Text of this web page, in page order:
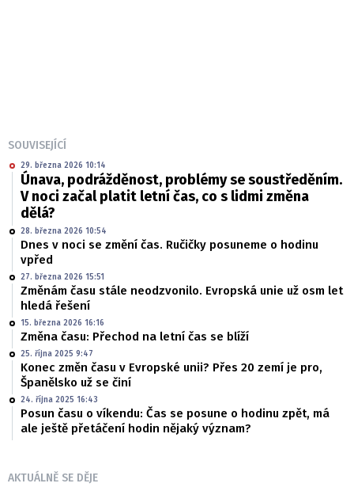
SOUVISEJÍCÍ
29. března 2026 10:14
Únava, podrážděnost, problémy se soustředěním.
V noci začal platit letní čas, co s lidmi změna
dělá?
28. března 2026 10:54
Dnes v noci se změní čas. Ručičky posuneme o hodinu
vpřed
27. března 2026 15:51
Změnám času stále neodzvonilo. Evropská unie už osm let
hledá řešení
15. března 2026 16:16
Změna času: Přechod na letní čas se blíží
25. října 2025 9:47
Konec změn času v Evropské unii? Přes 20 zemí je pro,
Španělsko už se činí
24. října 2025 16:43
Posun času o víkendu: Čas se posune o hodinu zpět, má
ale ještě přetáčení hodin nějaký význam?
AKTUÁLNĚ SE DĚJE